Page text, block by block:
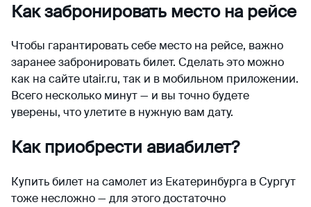
Как забронировать место на рейсе
Чтобы гарантировать себе место на рейсе, важно
заранее забронировать билет. Сделать это можно
как на сайте utair.ru, так и в мобильном приложении.
Всего несколько минут — и вы точно будете
уверены, что улетите в нужную вам дату.
Как приобрести авиабилет?
Купить билет на самолет из Екатеринбурга в Сургут
тоже несложно — для этого достаточно